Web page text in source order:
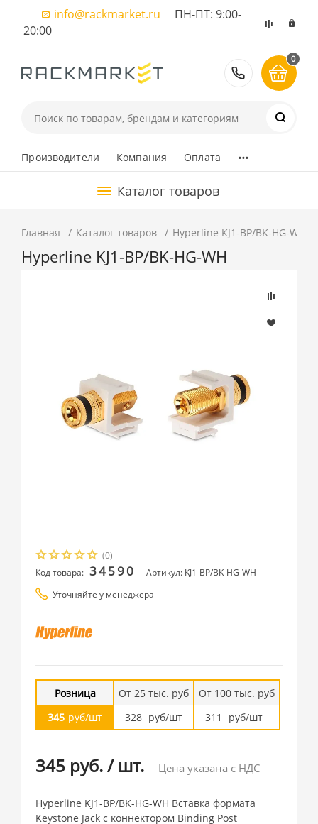
info@rackmarket.ru ПН-ПТ: 9:00-
20:00
8 (495)
0
Производители Компания Оплата ...
Каталог товаров
Главная Каталог товаров Hyperline KJ1-BP/BK-HG-WH
Hyperline KJ1-BP/BK-HG-WH
(0)
Код товара: 34590
Артикул: KJ1-BP/BK-HG-WH
Уточняйте у менеджера
Розница
345 руб/шт
От 25 тыс. руб
328 руб/шт
От 100 тыс. руб
311
руб/шт
345 руб./ шт. Цена указана с НДС
Hyperline KJ1-BP/BK-HG-WH Вставка формата
Keystone Jack с коннектором Binding Post